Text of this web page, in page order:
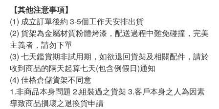
【其他注意事項】
(1) 成立訂單後約 3-5個工作天安排出貨
(2) 貨架為金屬材質粉體烤漆，配送過程中難免碰撞，完美
主義者，請勿下單
(3) 七天鑑賞期非試用期，如欲退回貨架及相關配件，請於
收到商品的隔天起算七天(包含例假日)通知
(4) 佳格倉儲貨架不同意
1.非商品本身問題 2.組裝過之貨架 3.客戶本身之人為因素
導致商品損壞之退換貨申請